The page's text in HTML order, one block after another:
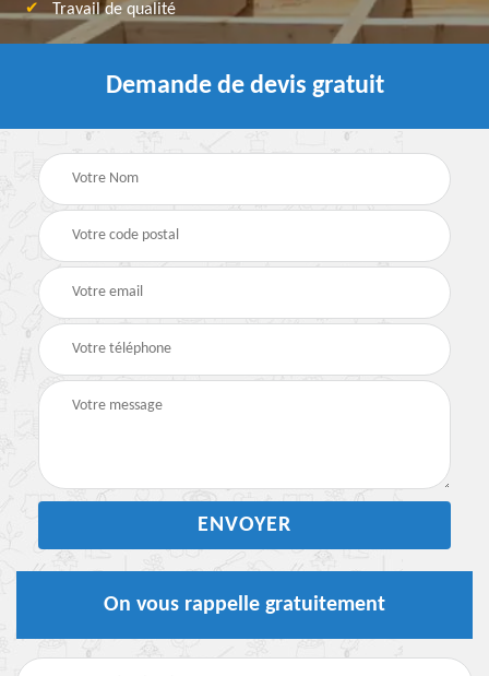
Travail de qualité
Demande de devis gratuit
On vous rappelle gratuitement